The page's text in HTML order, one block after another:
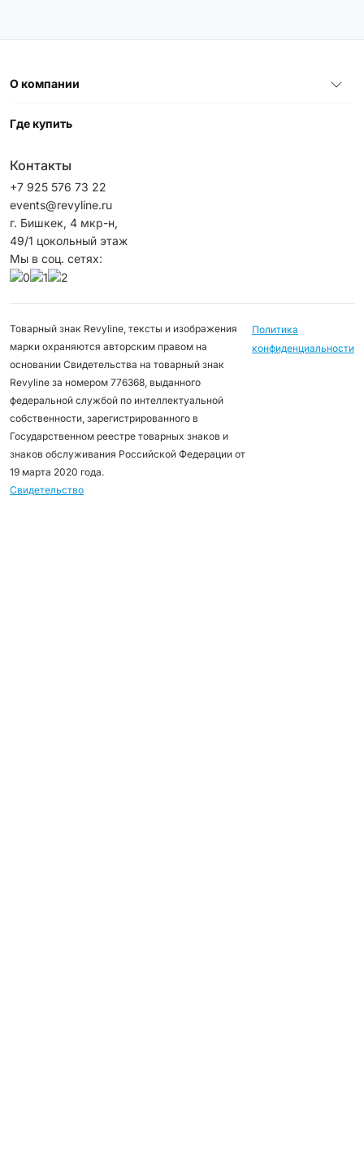
О компании
Где купить
Контакты
+7 925 576 73 22
events@revyline.ru
г. Бишкек, 4 мкр-н,
49/1 цокольный этаж
Мы в соц. сетях:
Товарный знак Revyline, тексты и изображения
марки охраняются авторским правом на
основании Свидетельства на товарный знак
Revyline за номером 776368, выданного
федеральной службой по интеллектуальной
собственности, зарегистрированного в
Государственном реестре товарных знаков и
знаков обслуживания Российской Федерации от
19 марта 2020 года.
Свидетельство
Политика
конфиденциальности